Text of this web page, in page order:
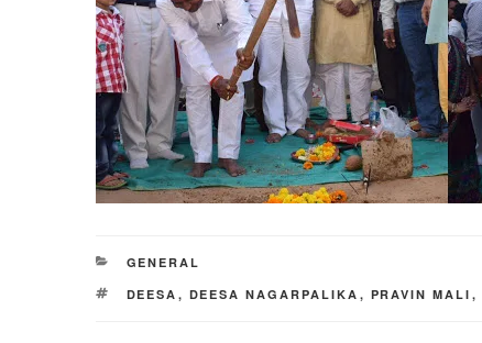
CATEGORIES
GENERAL
TAGS
DEESA , DEESA NAGARPALIKA , PRAVIN MALI ,